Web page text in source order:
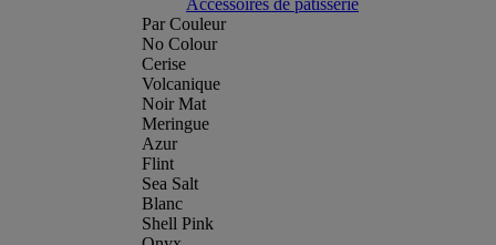
Accessoires de pâtisserie
Par Couleur
No Colour
Cerise
Volcanique
Noir Mat
Meringue
Azur
Flint
Sea Salt
Blanc
Shell Pink